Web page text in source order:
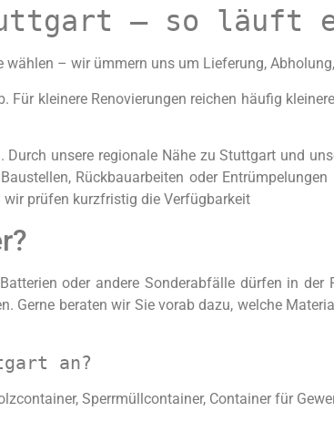
– so läuft
– wir ümmern uns um Lieferung,
kleinere Renovierungen reichen häufig
unsere regionale Nähe zu Stuttgart und
Rückbauarbeiten oder
wir prüfen kurzfristig die Verfügbarkeit
oder andere Sonderabfälle dürfen in
Gerne beraten wir Sie vorab dazu, welche
an?
Sperrmüllcontainer, Container für